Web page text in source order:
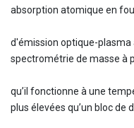
absorption atomique en
d'émission optique-plasma
spectrométrie de masse à
qu’il fonctionne à une
plus élevées qu’un bloc